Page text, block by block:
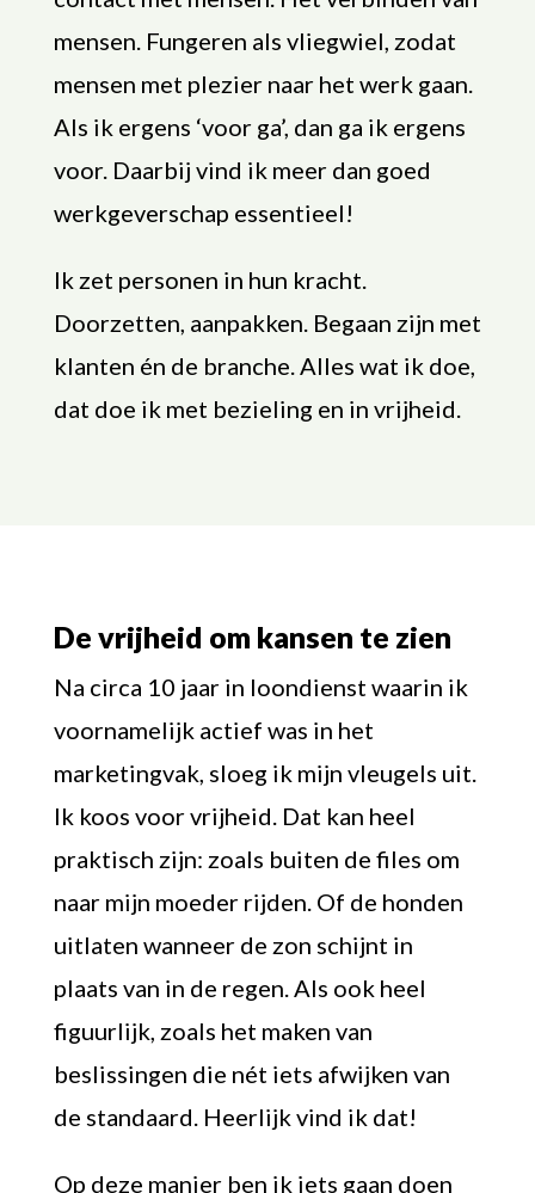
mensen. Fungeren als vliegwiel, zodat
mensen met plezier naar het werk gaan.
Als ik ergens ‘voor ga’, dan ga ik ergens
voor. Daarbij vind ik meer dan goed
werkgeverschap essentieel!
Ik zet personen in hun kracht.
Doorzetten, aanpakken. Begaan zijn met
klanten én de branche. Alles wat ik doe,
dat doe ik met bezieling en in vrijheid.
De vrijheid om kansen te zien
Na circa 10 jaar in loondienst waarin ik
voornamelijk actief was in het
marketingvak, sloeg ik mijn vleugels uit.
Ik koos voor vrijheid. Dat kan heel
praktisch zijn: zoals buiten de files om
naar mijn moeder rijden. Of de honden
uitlaten wanneer de zon schijnt in
plaats van in de regen. Als ook heel
figuurlijk, zoals het maken van
beslissingen die nét iets afwijken van
de standaard. Heerlijk vind ik dat!
Op deze manier ben ik iets gaan doen